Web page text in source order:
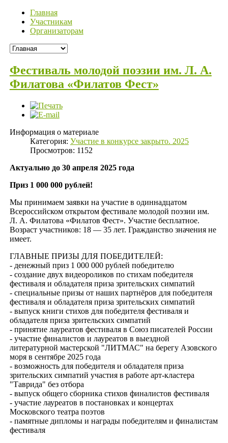
Главная
Участникам
Организаторам
Фестиваль молодой поэзии им. Л. А.
Филатова «Филатов Фест»
Информация о материале
Категория: Участие в конкурсе закрыто. 2025
Просмотров: 1152
Актуально до 30 апреля 2025 года
Приз 1 000 000 рублей!
Мы принимаем заявки на участие в одиннадцатом
Всероссийском открытом фестивале молодой поэзии им.
Л. А. Филатова «Филатов Фест». Участие бесплатное.
Возраст участников: 18 — 35 лет. Гражданство значения не
имеет.
ГЛАВНЫЕ ПРИЗЫ ДЛЯ ПОБЕДИТЕЛЕЙ:
- денежный приз 1 000 000 рублей победителю
- создание двух видеороликов по стихам победителя
фестиваля и обладателя приза зрительских симпатий
- специальные призы от наших партнёров для победителя
фестиваля и обладателя приза зрительских симпатий
- выпуск книги стихов для победителя фестиваля и
обладателя приза зрительских симпатий
- принятие лауреатов фестиваля в Союз писателей России
- участие финалистов и лауреатов в выездной
литературной мастерской "ЛИТМАС" на берегу Азовского
моря в сентябре 2025 года
- возможность для победителя и обладателя приза
зрительских симпатий участия в работе арт-кластера
"Таврида" без отбора
- выпуск общего сборника стихов финалистов фестиваля
- участие лауреатов в постановках и концертах
Московского театра поэтов
- памятные дипломы и награды победителям и финалистам
фестиваля